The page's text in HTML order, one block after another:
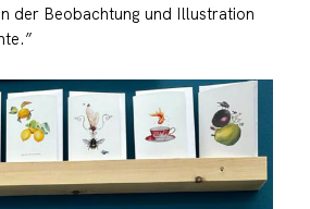
der Beobachtung und Illustration